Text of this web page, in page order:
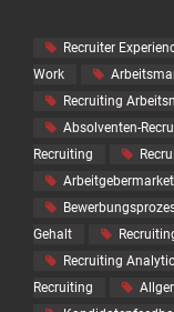
Recruiter
Work
Recruiting
Absolventen-
Recruiting
Gehalt
Recruiting
Recruiting